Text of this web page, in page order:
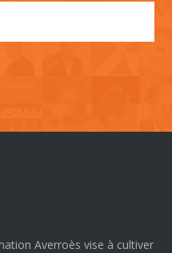
Averroès vise à cultiver